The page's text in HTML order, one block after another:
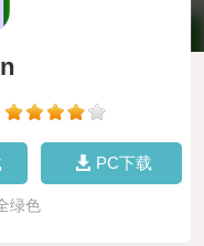
PC下载
绿色